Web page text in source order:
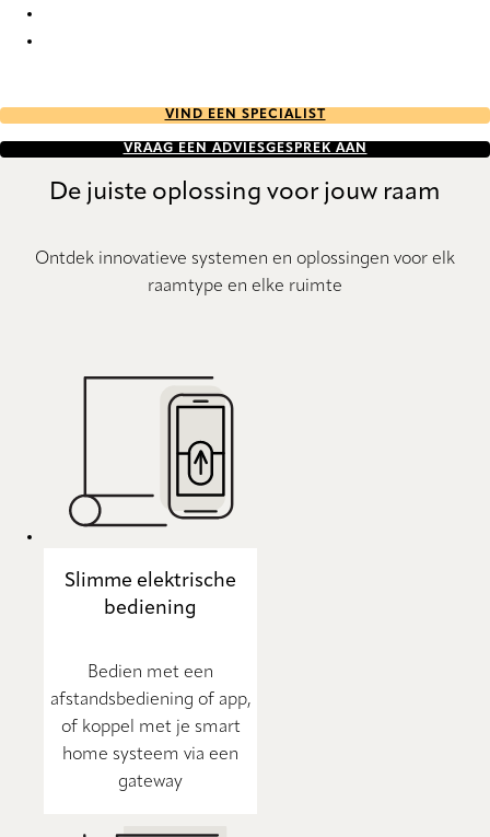
VIND EEN SPECIALIST
VRAAG EEN ADVIESGESPREK AAN
De juiste oplossing voor jouw raam
Ontdek innovatieve systemen en oplossingen voor elk
raamtype en elke ruimte
Slimme elektrische
bediening
Bedien met een
afstandsbediening of app,
of koppel met je smart
home systeem via een
gateway